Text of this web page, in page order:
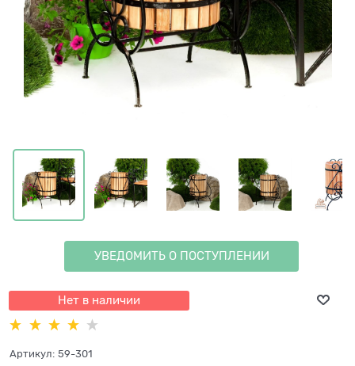
УВЕДОМИТЬ О ПОСТУПЛЕНИИ
Нет в наличии
Артикул: 59-301